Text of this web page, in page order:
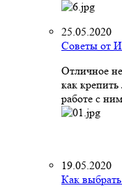
25.05.2020
Советы от
Отличное
как
работе с
19.05.2020
Как